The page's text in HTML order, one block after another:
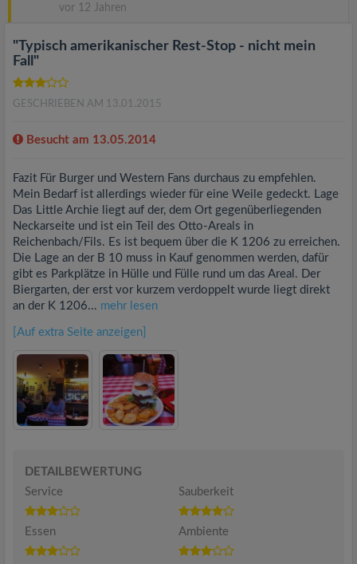
vor 12 Jahren
"Typisch amerikanischer Rest-Stop - nicht mein
Fall"
GESCHRIEBEN AM 13.01.2015
Besucht am 13.05.2014
Fazit Für Burger und Western Fans durchaus zu empfehlen.
Mein Bedarf ist allerdings wieder für eine Weile gedeckt. Lage
Das Little Archie liegt auf der, dem Ort gegenüberliegenden
Neckarseite und ist ein Teil des Otto-Areals in
Reichenbach/Fils. Es ist bequem über die K 1206 zu erreichen.
Die Lage an der B 10 muss in Kauf genommen werden, dafür
gibt es Parkplätze in Hülle und Fülle rund um das Areal. Der
Biergarten, der erst vor kurzem verdoppelt wurde liegt direkt
an der K 1206... mehr lesen
[Auf extra Seite anzeigen]
DETAILBEWERTUNG
Service
Sauberkeit
Essen Ambiente
n